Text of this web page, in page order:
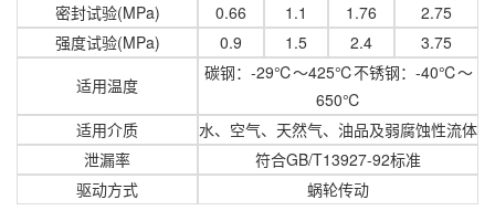
密封试验(MPa)
0.66 1.1 1.76
2.75
强度试验(MPa)
0.9 1.5 2.4
3.75
适用温度
碳钢：-29℃～425℃不锈钢：-40℃～
650℃
适用介质
水、空气、天然气、油品及弱腐蚀性流体
泄漏率
符合GB/T13927-92标准
驱动方式
蜗轮传动